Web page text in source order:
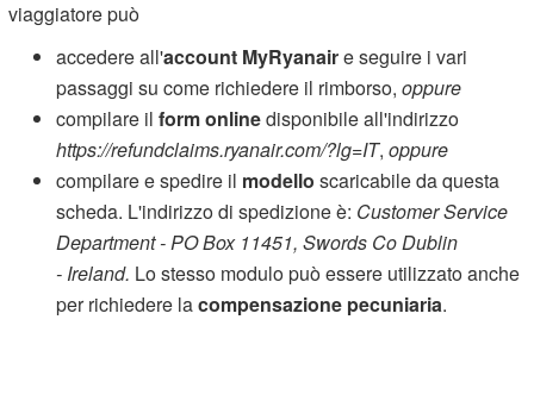
viaggiatore può
accedere all'account MyRyanaire seguire i vari
passaggi su come richiedere il rimborso,oppure
compilare ilform onlinedisponibile all'indirizzo
https://refundclaims.ryanair.com/?lg=IT,oppure
compilare e spedire il modelloscaricabile da questa
scheda. L'indirizzo di spedizione è: Customer Service
Department - PO Box 11451,Swords Co Dublin
- Ireland. Lo stesso modulo può essere utilizzato anche
per richiedere lacompensazione pecuniaria.